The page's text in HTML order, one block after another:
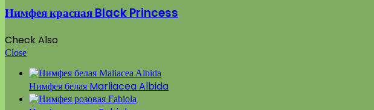
Нимфея красная Black Princess
Check Also
Close
Нимфея белая Marliacea Albida